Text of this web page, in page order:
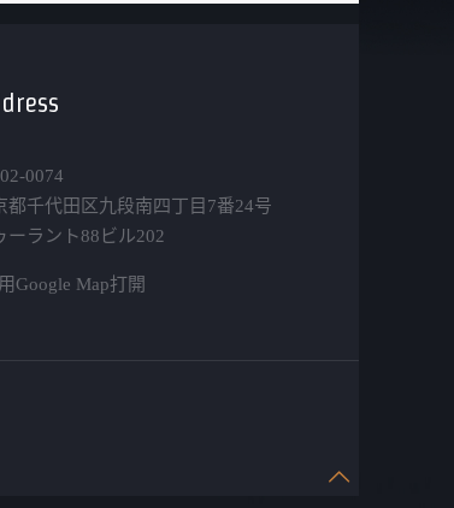
0074
都千代田区九段南四丁目7番24号
ーラント88ビル202
用Google Map打開